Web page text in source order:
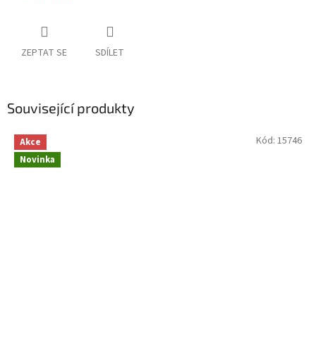
ZEPTAT SE SDÍLET
Související produkty
Akce
Novinka
Kód: 15746